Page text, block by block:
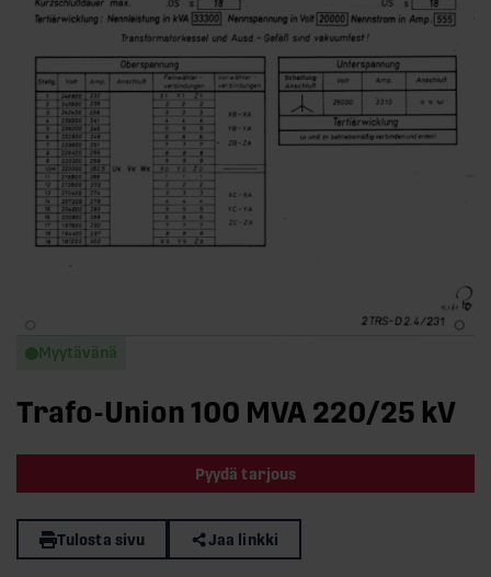
Myytävänä
Trafo-Union 100 MVA 220/25 kV
Pyydä tarjous
Tulosta sivu Jaa linkki